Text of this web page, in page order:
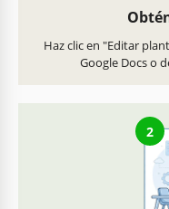
Haz clic en "Editar
Google Docs o
2